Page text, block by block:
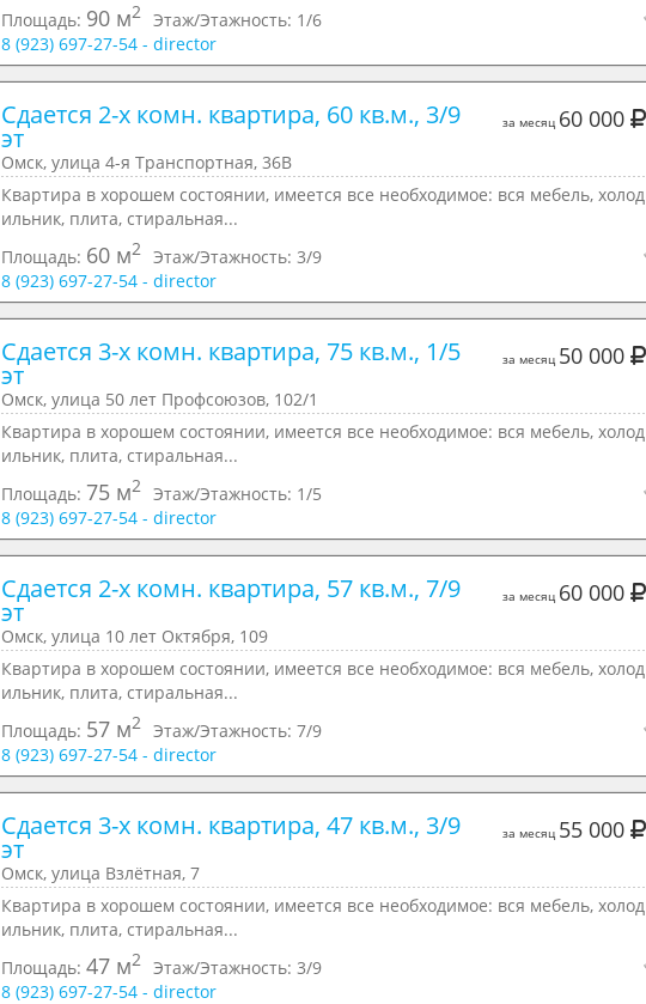
Площадь: 90 м2 Этаж/Этажность: 1/6
8 (923) 697-27-54 - director
Сдается 2-х комн. квартира, 60 кв.м., 3/9
эт за месяц 60 000
Омск, улица 4-я Транспортная, 36В
Квартира в хорошем состоянии, имеется все необходимое: вся мебель, холод
ильник, плита, стиральная...
Площадь: 60 м2 Этаж/Этажность: 3/9
8 (923) 697-27-54 - director
Сдается 3-х комн. квартира, 75 кв.м., 1/5
эт за месяц 50 000
Омск, улица 50 лет Профсоюзов, 102/1
Квартира в хорошем состоянии, имеется все необходимое: вся мебель, холод
ильник, плита, стиральная...
Площадь: 75 м2 Этаж/Этажность: 1/5
8 (923) 697-27-54 - director
Сдается 2-х комн. квартира, 57 кв.м., 7/9
эт за месяц 60 000
Омск, улица 10 лет Октября, 109
Квартира в хорошем состоянии, имеется все необходимое: вся мебель, холод
ильник, плита, стиральная...
Площадь: 57 м2 Этаж/Этажность: 7/9
8 (923) 697-27-54 - director
Сдается 3-х комн. квартира, 47 кв.м., 3/9
эт за месяц 55 000
Омск, улица Взлётная, 7
Квартира в хорошем состоянии, имеется все необходимое: вся мебель, холод
ильник, плита, стиральная...
Площадь: 47 м2 Этаж/Этажность: 3/9
8 (923) 697-27-54 - director